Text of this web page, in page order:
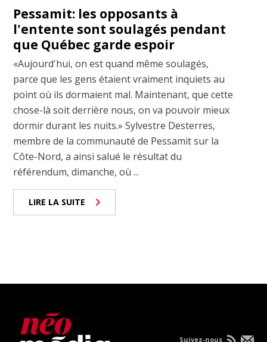
Pessamit: les opposants à
l'entente sont soulagés pendant
que Québec garde espoir
«Aujourd'hui, on est quand même soulagés,
parce que les gens étaient vraiment inquiets au
point où ils dormaient mal. Maintenant, que cette
chose-là soit derrière nous, on va pouvoir mieux
dormir durant les nuits.» Sylvestre Desterres,
membre de la communauté de Pessamit sur la
Côte-Nord, a ainsi salué le résultat du
référendum, dimanche, où ...
LIRE LA SUITE
Suivez-nous